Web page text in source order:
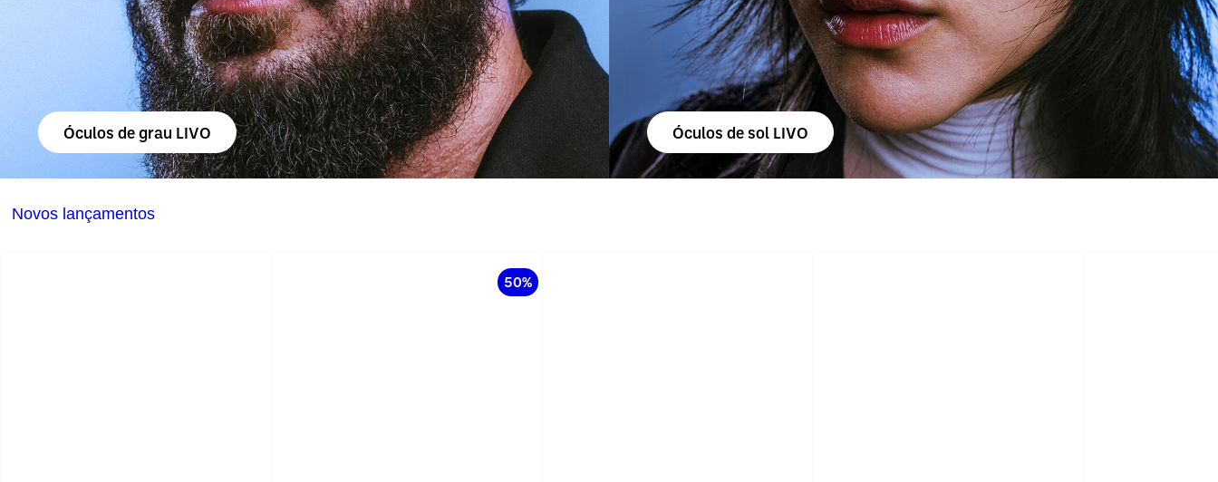
Óculos de grau LIVO Óculos de sol LIVO
Novos lançamentos
50%